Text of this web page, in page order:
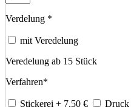
Verdelung *
mit Veredelung
Veredelung ab 15 Stück
Verfahren*
Stickerei + 7,50 € Druck